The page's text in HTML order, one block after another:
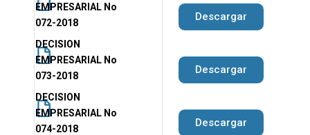
EMPRESARIAL No
072-2018
Descargar
DECISION
EMPRESARIAL No
073-2018
Descargar
DECISION
EMPRESARIAL No
074-2018
Descargar